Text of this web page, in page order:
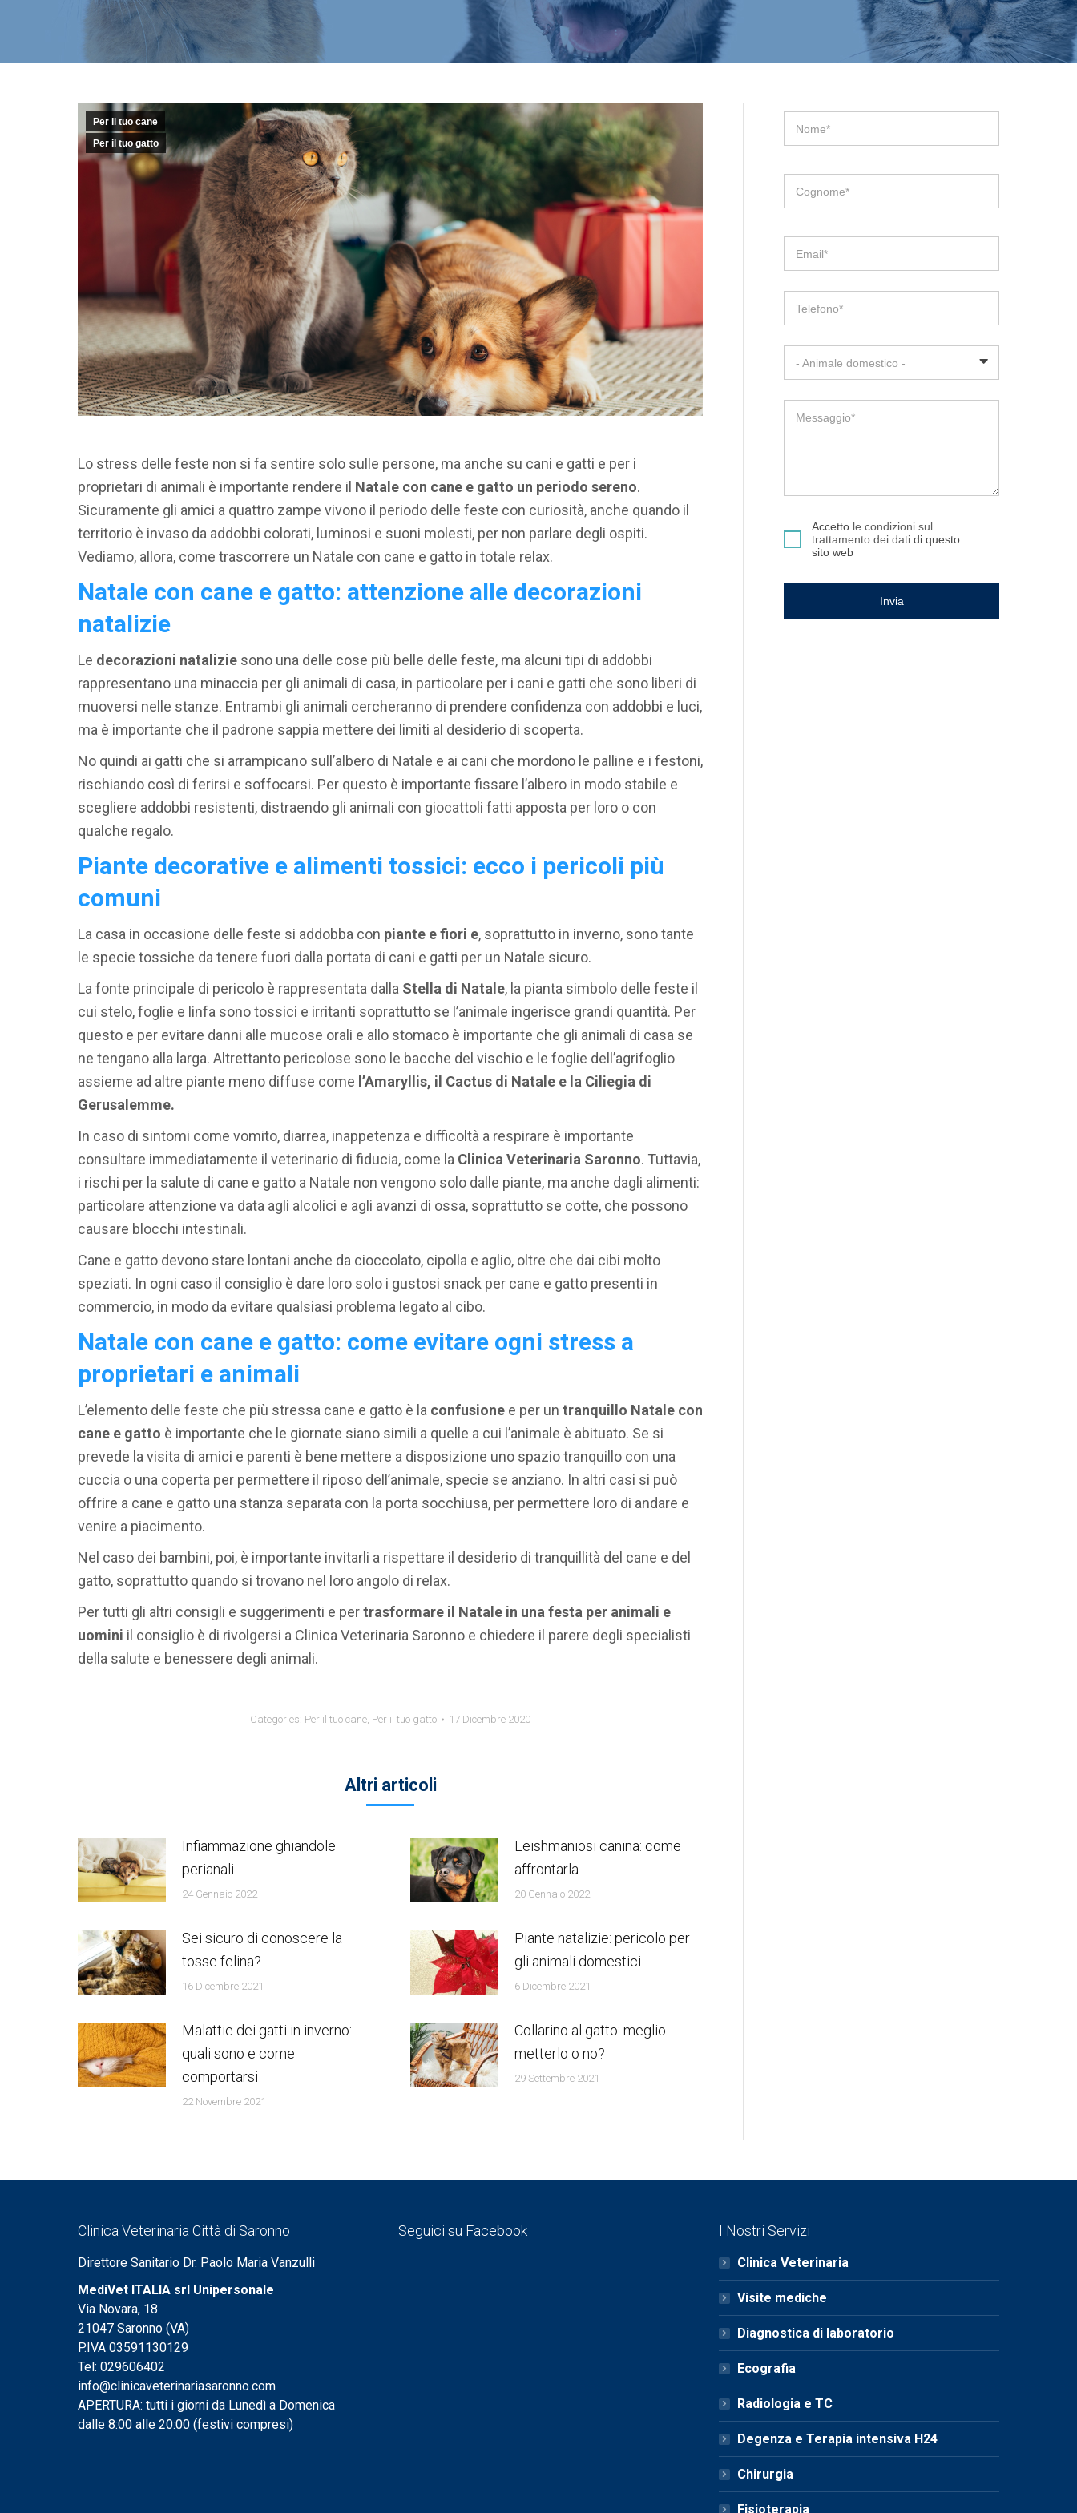
Per il tuo cane
Per il tuo gatto
Lo stress delle feste non si fa sentire solo sulle persone, ma anche su cani e gatti e per i
proprietari di animali è importante rendere il Natale con cane e gatto un periodo sereno.
Sicuramente gli amici a quattro zampe vivono il periodo delle feste con curiosità, anche quando il
territorio è invaso da addobbi colorati, luminosi e suoni molesti, per non parlare degli ospiti.
Vediamo, allora, come trascorrere un Natale con cane e gatto in totale relax.
Natale con cane e gatto: attenzione alle decorazioni
natalizie
Le decorazioni natalizie sono una delle cose più belle delle feste, ma alcuni tipi di addobbi
rappresentano una minaccia per gli animali di casa, in particolare per i cani e gatti che sono liberi di
muoversi nelle stanze. Entrambi gli animali cercheranno di prendere confidenza con addobbi e luci,
ma è importante che il padrone sappia mettere dei limiti al desiderio di scoperta.
No quindi ai gatti che si arrampicano sull’albero di Natale e ai cani che mordono le palline e i festoni,
rischiando così di ferirsi e soffocarsi. Per questo è importante fissare l’albero in modo stabile e
scegliere addobbi resistenti, distraendo gli animali con giocattoli fatti apposta per loro o con
qualche regalo.
Piante decorative e alimenti tossici: ecco i pericoli più
comuni
La casa in occasione delle feste si addobba con piante e fiori e, soprattutto in inverno, sono tante
le specie tossiche da tenere fuori dalla portata di cani e gatti per un Natale sicuro.
La fonte principale di pericolo è rappresentata dalla Stella di Natale, la pianta simbolo delle feste il
cui stelo, foglie e linfa sono tossici e irritanti soprattutto se l’animale ingerisce grandi quantità. Per
questo e per evitare danni alle mucose orali e allo stomaco è importante che gli animali di casa se
ne tengano alla larga. Altrettanto pericolose sono le bacche del vischio e le foglie dell’agrifoglio
assieme ad altre piante meno diffuse come l’Amaryllis, il Cactus di Natale e la Ciliegia di
Gerusalemme.
In caso di sintomi come vomito, diarrea, inappetenza e difficoltà a respirare è importante
consultare immediatamente il veterinario di fiducia, come la Clinica Veterinaria Saronno. Tuttavia,
i rischi per la salute di cane e gatto a Natale non vengono solo dalle piante, ma anche dagli alimenti:
particolare attenzione va data agli alcolici e agli avanzi di ossa, soprattutto se cotte, che possono
causare blocchi intestinali.
Cane e gatto devono stare lontani anche da cioccolato, cipolla e aglio, oltre che dai cibi molto
speziati. In ogni caso il consiglio è dare loro solo i gustosi snack per cane e gatto presenti in
commercio, in modo da evitare qualsiasi problema legato al cibo.
Natale con cane e gatto: come evitare ogni stress a
proprietari e animali
L’elemento delle feste che più stressa cane e gatto è la confusione e per un tranquillo Natale con
cane e gatto è importante che le giornate siano simili a quelle a cui l’animale è abituato. Se si
prevede la visita di amici e parenti è bene mettere a disposizione uno spazio tranquillo con una
cuccia o una coperta per permettere il riposo dell’animale, specie se anziano. In altri casi si può
offrire a cane e gatto una stanza separata con la porta socchiusa, per permettere loro di andare e
venire a piacimento.
Nel caso dei bambini, poi, è importante invitarli a rispettare il desiderio di tranquillità del cane e del
gatto, soprattutto quando si trovano nel loro angolo di relax.
Per tutti gli altri consigli e suggerimenti e pertrasformare il Natale in una festa per animali e
uomini il consiglio è di rivolgersi a Clinica Veterinaria Saronno e chiedere il parere degli specialisti
della salute e benessere degli animali.
Categories: Per il tuo cane, Per il tuo gatto 17 Dicembre 2020
Altri articoli
Infiammazione ghiandole
perianali
24 Gennaio 2022
Leishmaniosi canina: come
affrontarla
20 Gennaio 2022
Sei sicuro di conoscere la
tosse felina?
16 Dicembre 2021
Piante natalizie: pericolo per
gli animali domestici
6 Dicembre 2021
Malattie dei gatti in inverno:
quali sono e come
comportarsi
22 Novembre 2021
Collarino al gatto: meglio
metterlo o no?
29 Settembre 2021
Nome*
Cognome*
Email*
Telefono*
- Animale domestico -
Messaggio*
Accetto le condizioni sul
trattamento dei dati di questo
sito web
Invia
Clinica Veterinaria Città di Saronno
Direttore Sanitario Dr. Paolo Maria Vanzulli
MediVet ITALIA srl Unipersonale
Via Novara, 18
21047 Saronno (VA)
P.IVA 03591130129
Tel: 029606402
info@clinicaveterinariasaronno.com
APERTURA: tutti i giorni da Lunedì a Domenica
dalle 8:00 alle 20:00 (festivi compresi)
Seguici su Facebook I Nostri Servizi
Clinica Veterinaria
Visite mediche
Diagnostica di laboratorio
Ecografia
Radiologia e TC
Degenza e Terapia intensiva H24
Chirurgia
Fisioterapia